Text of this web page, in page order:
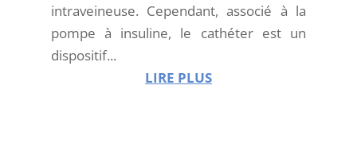
intraveineuse. Cependant, associé à la
pompe à insuline, le cathéter est un
dispositif...
LIRE PLUS